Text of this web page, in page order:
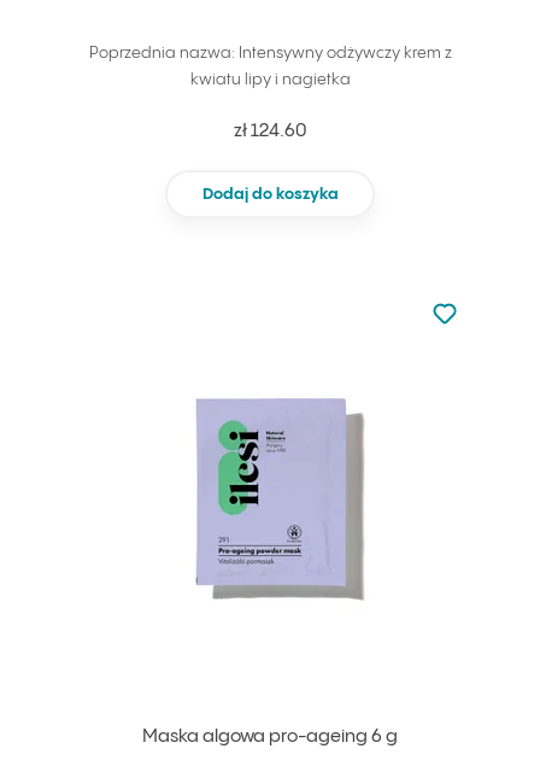
Poprzednia nazwa: Intensywny odżywczy krem z
kwiatu lipy i nagietka
zł 124.60
Dodaj do koszyka
Maska algowa pro-ageing 6 g
Nie dodano
Dodaj do